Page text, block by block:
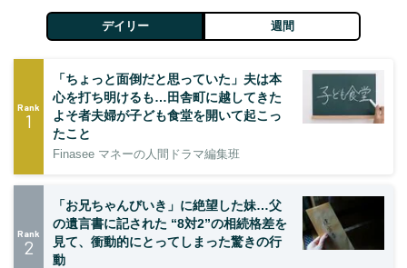
デイリー 週間
Rank
1
「ちょっと面倒だと思っていた」夫は本
心を打ち明けるも…田舎町に越してきた
よそ者夫婦が子ども食堂を開いて起こっ
たこと
Finasee マネーの人間ドラマ編集班
Rank
2
「お兄ちゃんびいき」に絶望した妹…父
の遺言書に記された “8対2”の相続格差を
見て、衝動的にとってしまった驚きの行
動